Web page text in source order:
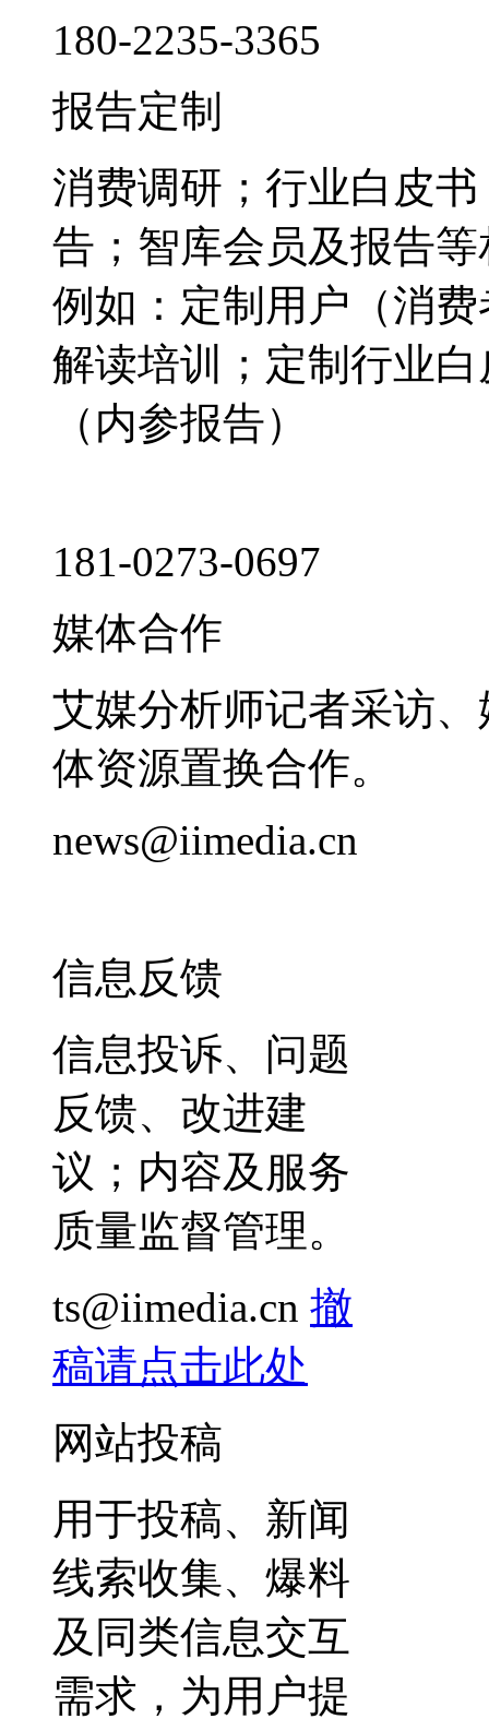
180-2235-3365
报告定制
消费调研；行业白皮
告；智库会员及报告
例如：定制用户（消
解读培训；定制行业
（内参报告）
181-0273-0697
媒体合作
艾媒分析师记者采访
体资源置换合作。
news@iimedia.cn
信息反馈
信息投诉、问题
反馈、改进建
议；内容及服务
质量监督管理。
ts@iimedia.cn 撤
稿请点击此处
网站投稿
用于投稿、新闻
线索收集、爆料
及同类信息交互
需求，为用户提